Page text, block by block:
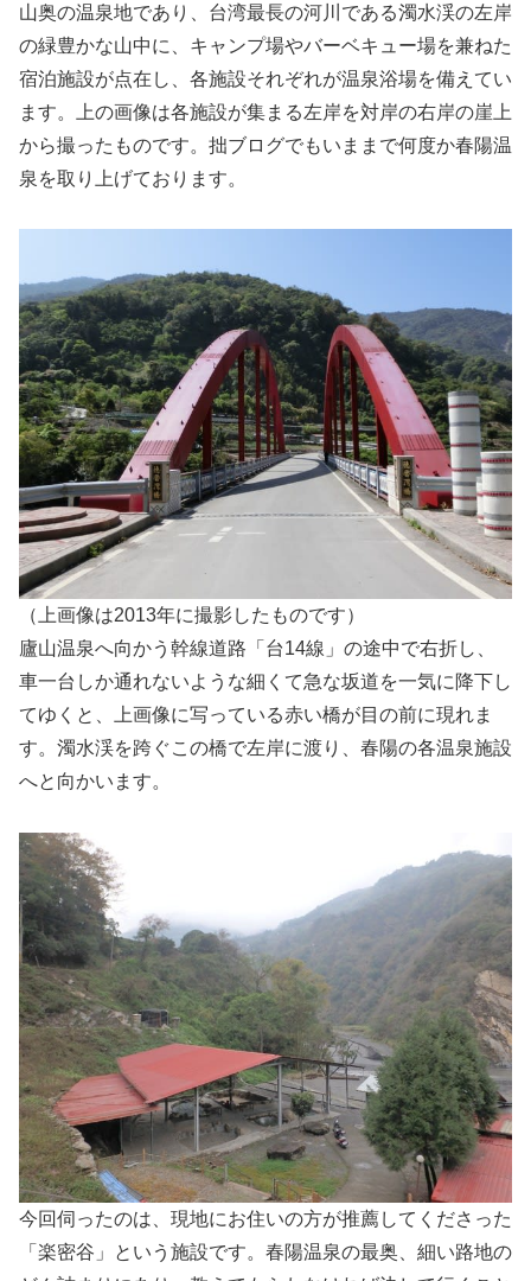
山奥の温泉地であり、台湾最長の河川である濁水渓の左岸
の緑豊かな山中に、キャンプ場やバーベキュー場を兼ねた
宿泊施設が点在し、各施設それぞれが温泉浴場を備えてい
ます。上の画像は各施設が集まる左岸を対岸の右岸の崖上
から撮ったものです。拙ブログでもいままで何度か春陽温
泉を取り上げております。
（上画像は2013年に撮影したものです）
廬山温泉へ向かう幹線道路「台14線」の途中で右折し、
車一台しか通れないような細くて急な坂道を一気に降下し
てゆくと、上画像に写っている赤い橋が目の前に現れま
す。濁水渓を跨ぐこの橋で左岸に渡り、春陽の各温泉施設
へと向かいます。
今回伺ったのは、現地にお住いの方が推薦してくださった
「楽密谷」という施設です。春陽温泉の最奥、細い路地の